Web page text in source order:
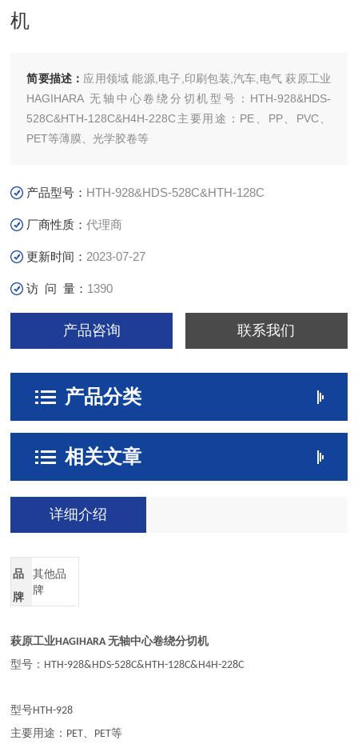
机
简要描述： 应用领域 能源,电子,印刷包装,汽车,电气 萩原工业
HAGIHARA 无轴中心卷绕分切机型号：HTH-928&HDS-
528C&HTH-128C&H4H-228C主要用途：PE、PP、PVC、
PET等薄膜、光学胶卷等
产品型号： HTH-928&HDS-528C&HTH-128C
厂商性质：代理商
更新时间： 2023-07-27
访 问 量： 1390
产品咨询 联系我们
产品分类
相关文章
详细介绍
品
牌
其他品
牌
萩原工业HAGIHARA无轴中心卷绕分切机
型号： HTH-928&HDS-528C&HTH-128C&H4H-228C
型号HTH-928
主要用途： PET、 PET等